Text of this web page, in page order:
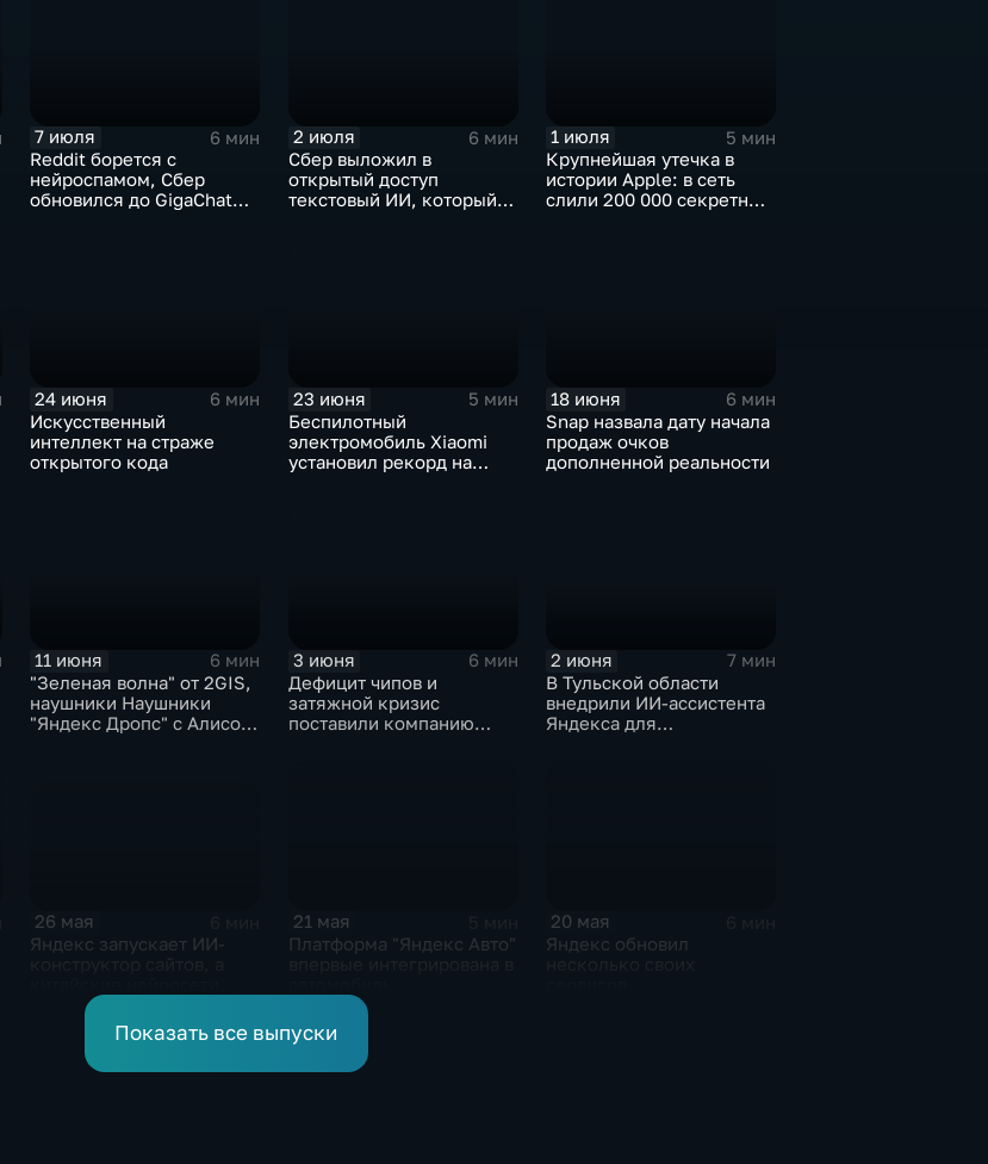
7 июля
6 мин
Reddit борется с
нейроспамом, Сбер
обновился до GigaChat
2 июля
6 мин
Сбер выложил в
открытый доступ
текстовый ИИ, который
1 июля
5 мин
Крупнейшая утечка в
истории Apple: в сеть
слили 200 000 секретных
24 июня
6 мин
Искусственный
интеллект на страже
открытого кода
23 июня
5 мин
Беспилотный
электромобиль Xiaomi
установил рекорд на
18 июня
6 мин
Snap назвала дату начала
продаж очков
дополненной реальности
11 июня
6 мин
"Зеленая волна" от 2GIS,
наушники Наушники
"Яндекс Дропс" с Алисой
3 июня
6 мин
Дефицит чипов и
затяжной кризис
поставили компанию
2 июня
7 мин
В Тульской области
внедрили ИИ-ассистента
Яндекса для
26 мая
Яндекс запускает ИИ-
демпингуют цены
21 мая
Платформа "Яндекс Авто"
20 мая
Яндекс обновил
Показать все выпуски